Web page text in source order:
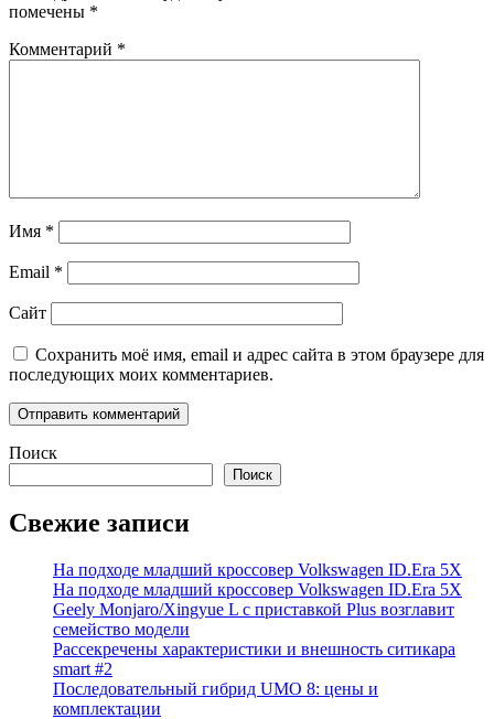
помечены *
Комментарий *
Имя *
Email *
Сайт
Сохранить моё имя, email и адрес сайта в этом браузере для
последующих моих комментариев.
Поиск
Поиск
Свежие записи
На подходе младший кроссовер Volkswagen ID.Era 5X
На подходе младший кроссовер Volkswagen ID.Era 5X
Geely Monjaro/Xingyue L с приставкой Plus возглавит
семейство модели
Рассекречены характеристики и внешность ситикара
smart #2
Последовательный гибрид UMO 8: цены и
комплектации